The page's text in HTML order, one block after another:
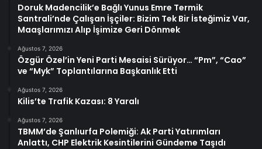
Doruk Madencilik’e Bağlı Yunus Emre Termik
Santrali’nde Çalışan İşçiler: Bizim Tek Bir İsteğimiz Var,
Maaşlarımızı Alıp İşimize Geri Dönmek
Ağustos 7, 2026
Özgür Özel’in Yeni Parti Mesaisi Sürüyor… “Pm”, “Cao”
ve “Myk” Toplantılarına Başkanlık Etti
Ağustos 7, 2026
Kilis’te Trafik Kazası: 8 Yaralı
Ağustos 7, 2026
TBMM’de Şanlıurfa Polemiği: Ak Parti Yatırımları
Anlattı, CHP Elektrik Kesintilerini Gündeme Taşıdı